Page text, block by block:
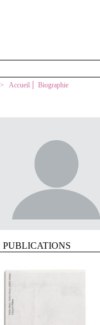
Accueil Biographie
PUBLICATIONS